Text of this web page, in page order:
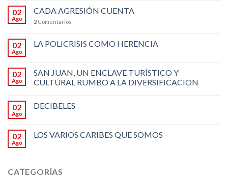
02
Ago
CADA AGRESIÓN CUENTA
2 Comentarios
02
Ago
LA POLICRISIS COMO HERENCIA
02
Ago
SAN JUAN, UN ENCLAVE TURÍSTICO Y
CULTURAL RUMBO A LA DIVERSIFICACION
02
Ago
DECIBELES
02
Ago
LOS VARIOS CARIBES QUE SOMOS
CATEGORÍAS